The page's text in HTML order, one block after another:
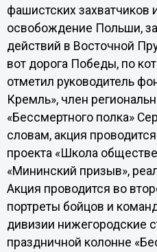
фашистских захватчиков
освобождение Польши,
действий в Восточной
вот дорога Победы, по
отметил руководитель
Кремль», член
«Бессмертного полка»
словам, акция
проекта «Школа
«Мининский призыв»,
Акция проводится во
портреты бойцов и
дивизии нижегородские
праздничной колонне